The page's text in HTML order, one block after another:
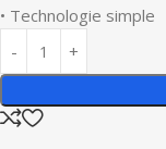
• Technologie simple